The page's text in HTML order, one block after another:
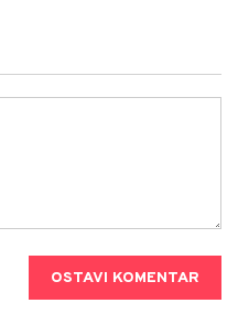
OSTAVI KOMENTAR